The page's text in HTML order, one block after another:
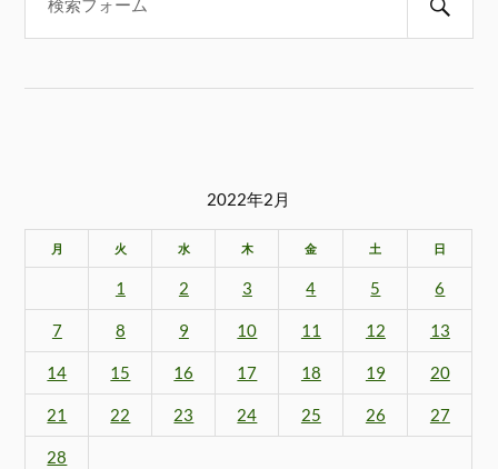
2022年2月
月 火 水 木 金 土 日
1 2 3 4 5 6
7 8 9 10 11 12 13
14 15 16 17 18 19 20
21 22 23 24 25 26 27
28